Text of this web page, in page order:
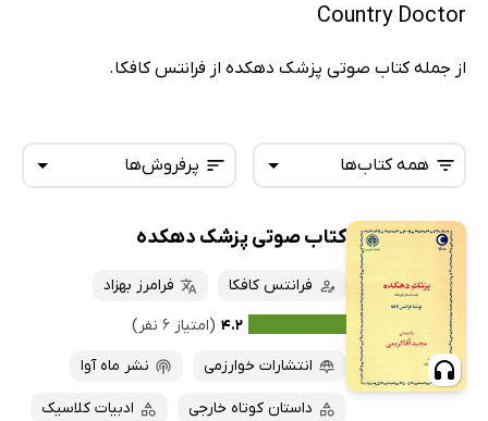
Country Doctor
از جمله کتاب صوتی پزشک دهکده از فرانتس کافکا.
پرفروش‌ها
تازه‌ها
داغ‌ترین‌ها
پرفروش‌ها
پربحث‌ها
ارزان ترین‌ها
همه کتاب‌ها
همه کتاب‌ها
کتاب‌های صوتی
کتاب‌های متنی
کتاب صوتی پزشک دهکده
فرانتس کافکا
فرامرز بهزاد
۴.۲ (امتیاز ۶ نفر)
انتشارات خوارزمی
نشر ماه آوا
داستان کوتاه خارجی ادبیات کلاسیک